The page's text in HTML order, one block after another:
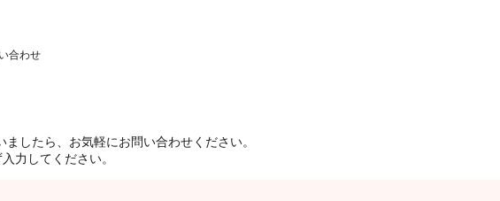
合わせ
ましたら、お気軽にお問い合わせください。
力してください。